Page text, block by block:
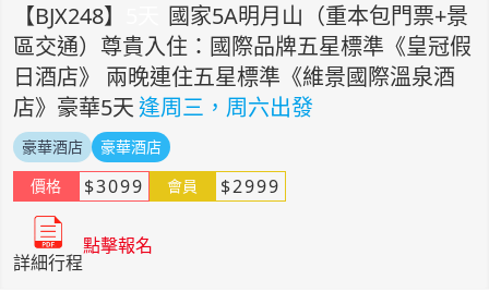
【BJX248】
國家5A明月山（重本包門票+景
區交通）尊貴入住：國際品牌五星標準《皇冠假
日酒店》 兩晚連住五星標準《維景國際溫泉酒
店》豪華5天逢周三，周六出發
豪華酒店
豪華酒店
價格
$3099 會員 $2999
詳細行程
點擊報名